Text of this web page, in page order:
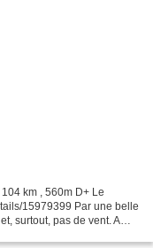
km , 560m D+ Le
15979399 Par une belle
surtout, pas de vent. A